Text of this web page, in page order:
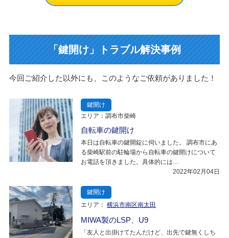
「鍵開け」トラブル解決事例
今回ご紹介した以外にも、このようなご依頼がありました！
鍵開け
エリア：調布市柴崎
自転車の鍵開け
本日は自転車の鍵開錠に伺いました。 調布市にあ
る柴崎駅前の駐輪場から自転車の鍵開けについて
お電話を頂きました。具体的には…
2022年02月04日
鍵開け
エリア： 横浜市南区南太田
MIWA製のLSP、U9
「友人と出掛けてたんだけど、出先で鍵無くしち